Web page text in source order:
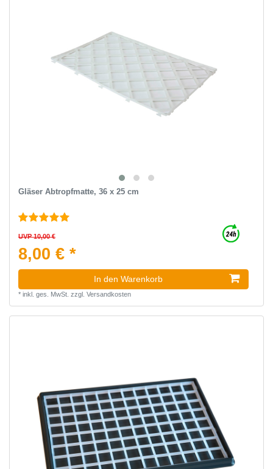
Gläser Abtropfmatte, 36 x 25 cm
UVP 10,00 €
8,00 € *
In den Warenkorb
* inkl. ges. MwSt. zzgl. Versandkosten